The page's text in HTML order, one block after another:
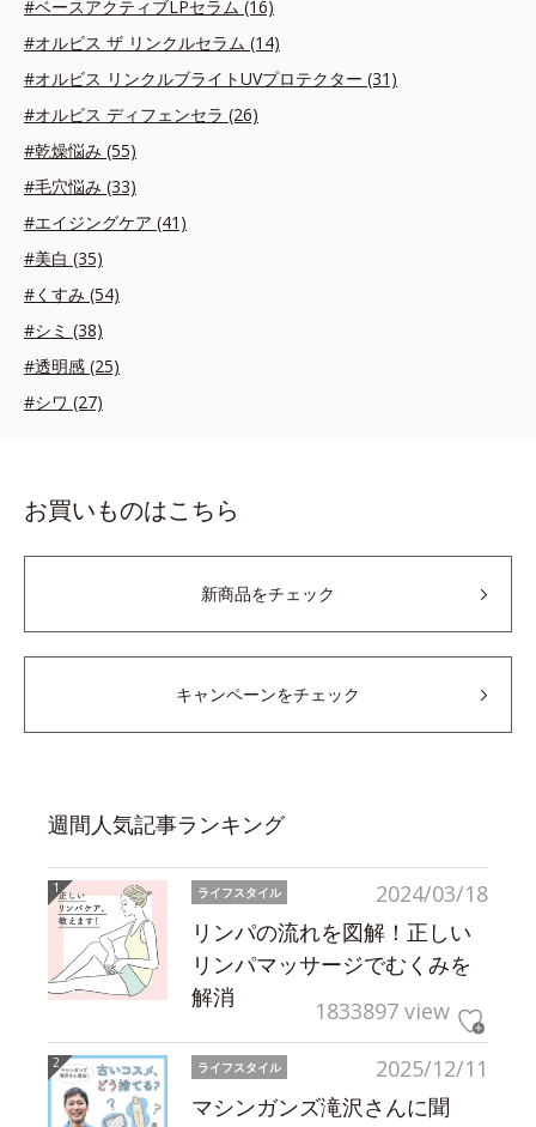
#ベースアクティブLPセラム (16)
#オルビス ザ リンクルセラム (14)
#オルビス リンクルブライトUVプロテクター (31)
#オルビス ディフェンセラ (26)
#乾燥悩み (55)
#毛穴悩み (33)
#エイジングケア (41)
#美白 (35)
#くすみ (54)
#シミ (38)
#透明感 (25)
#シワ (27)
お買いものはこちら
新商品をチェック
キャンペーンをチェック
週間人気記事ランキング
2024/03/18
ライフスタイル
リンパの流れを図解！正しい
リンパマッサージでむくみを
解消
1833897 view
2025/12/11
ライフスタイル
マシンガンズ滝沢さんに聞